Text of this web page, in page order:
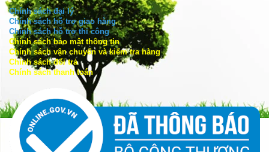
Chính sách đại lý
Chính sách hỗ trợ giao hàng
Chính sách hỗ trợ thi công
Chính sách bảo mật thông tin
Chính sách vận chuyển và kiểm tra hàng
Chính sách đổi trả
Chính sách thanh toán